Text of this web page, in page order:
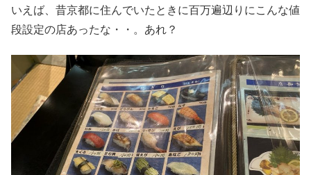
いえば、昔京都に住んでいたときに百万遍辺りにこんな値
段設定の店あったな・・。あれ？